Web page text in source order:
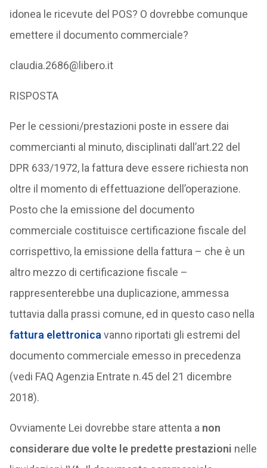
idonea le ricevute del POS? O dovrebbe comunque
emettere il documento commerciale?
claudia.2686@libero.it
RISPOSTA
Per le cessioni/prestazioni poste in essere dai
commercianti al minuto, disciplinati dall’art.22 del
DPR 633/1972, la fattura deve essere richiesta non
oltre il momento di effettuazione dell’operazione.
Posto che la emissione del documento
commerciale costituisce certificazione fiscale del
corrispettivo, la emissione della fattura – che è un
altro mezzo di certificazione fiscale –
rappresenterebbe una duplicazione, ammessa
tuttavia dalla prassi comune, ed in questo caso nella
fattura elettronica vanno riportati gli estremi del
documento commerciale emesso in precedenza
(vedi FAQ Agenzia Entrate n.45 del 21 dicembre
2018).
Ovviamente Lei dovrebbe stare attenta a non
considerare due volte le predette prestazioni nelle